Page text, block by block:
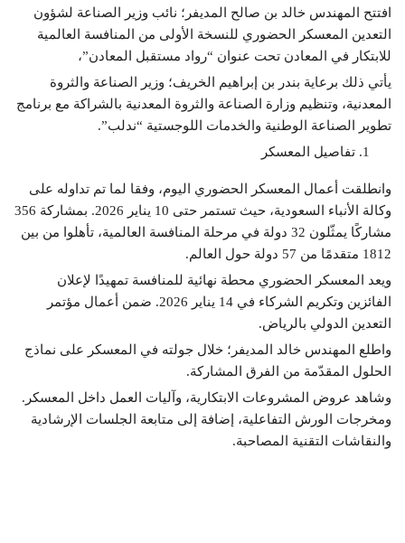
افتتح المهندس خالد بن صالح المديفر؛ نائب وزير الصناعة لشؤون
التعدين المعسكر الحضوري للنسخة الأولى من المنافسة العالمية
للابتكار في المعادن تحت عنوان “رواد مستقبل المعادن”،
يأتي ذلك برعاية بندر بن إبراهيم الخريف؛ وزير الصناعة والثروة
المعدنية، وتنظيم وزارة الصناعة والثروة المعدنية بالشراكة مع برنامج
تطوير الصناعة الوطنية والخدمات اللوجستية “ندلب”.
تفاصيل المعسكر
وانطلقت أعمال المعسكر الحضوري اليوم، وفقا لما تم تداوله على
وكالة الأنباء السعودية، حيث تستمر حتى 10 يناير 2026. بمشاركة 356
مشاركًا يمثّلون 32 دولة في مرحلة المنافسة العالمية، تأهلوا من بين
1812 متقدمًا من 57 دولة حول العالم.
ويعد المعسكر الحضوري محطة نهائية للمنافسة تمهيدًا لإعلان
الفائزين وتكريم الشركاء في 14 يناير 2026. ضمن أعمال مؤتمر
التعدين الدولي بالرياض.
واطلع المهندس خالد المديفر؛ خلال جولته في المعسكر على نماذج
الحلول المقدّمة من الفرق المشاركة.
وشاهد عروض المشروعات الابتكارية، وآليات العمل داخل المعسكر.
ومخرجات الورش التفاعلية، إضافة إلى متابعة الجلسات الإرشادية
والنقاشات التقنية المصاحبة.